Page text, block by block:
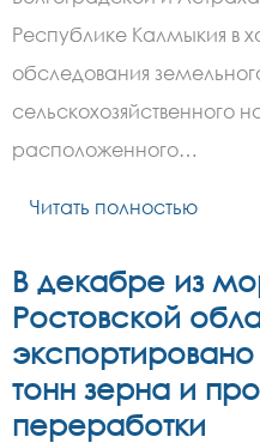
Республике Калмыкия в
обследования
сельскохозяйственного
расположенного…
Читать полностью
В декабре из
Ростовской
тонн зерна и
переработки